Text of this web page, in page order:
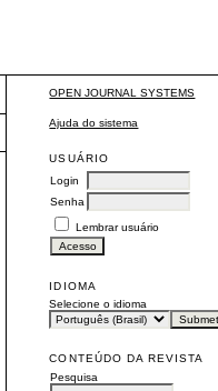
OPEN JOURNAL SYSTEMS
Ajuda do sistema
USUÁRIO
Login
Senha
Lembrar usuário
IDIOMA
Selecione o idioma
CONTEÚDO DA REVISTA
Pesquisa